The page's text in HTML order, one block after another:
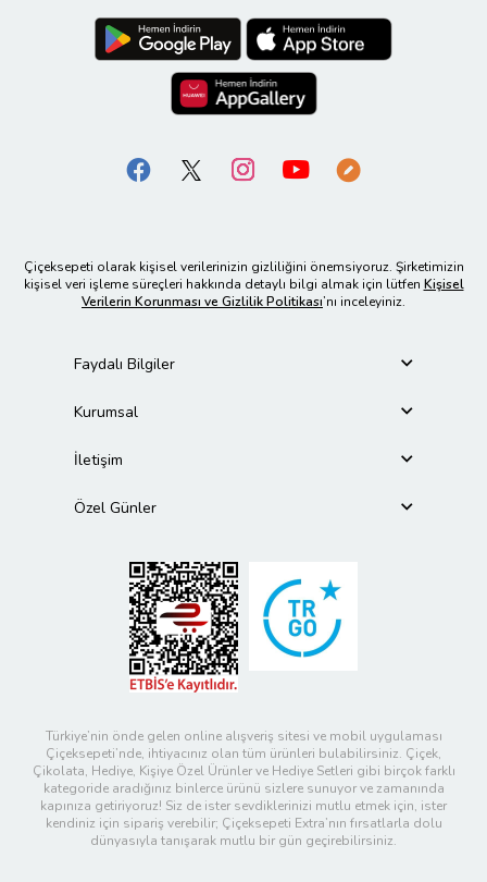
Çiçeksepeti olarak kişisel verilerinizin gizliliğini önemsiyoruz. Şirketimizin
kişisel veri işleme süreçleri hakkında detaylı bilgi almak için lütfen Kişisel
Verilerin Korunması ve Gizlilik Politikası’nı inceleyiniz.
Faydalı Bilgiler
Kurumsal
İletişim
Özel Günler
Türkiye’nin önde gelen online alışveriş sitesi ve mobil uygulaması
Çiçeksepeti’nde, ihtiyacınız olan tüm ürünleri bulabilirsiniz. Çiçek,
Çikolata, Hediye, Kişiye Özel Ürünler ve Hediye Setleri gibi birçok farklı
kategoride aradığınız binlerce ürünü sizlere sunuyor ve zamanında
kapınıza getiriyoruz! Siz de ister sevdiklerinizi mutlu etmek için, ister
kendiniz için sipariş verebilir; Çiçeksepeti Extra’nın fırsatlarla dolu
dünyasıyla tanışarak mutlu bir gün geçirebilirsiniz.